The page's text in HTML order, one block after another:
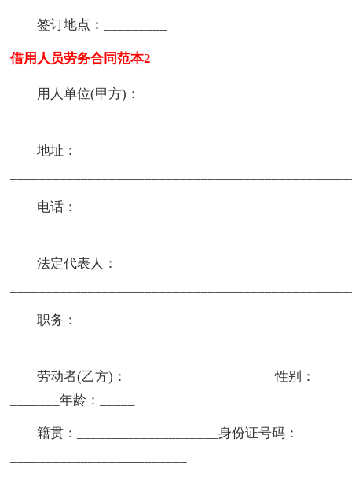
签订地点：_________
借用人员劳务合同范本2
用人单位(甲方)：
地址：
电话：
法定代表人：
职务：
劳动者(乙方)：_____________________性别：
_______年龄：_____
籍贯：____________________身份证号码：